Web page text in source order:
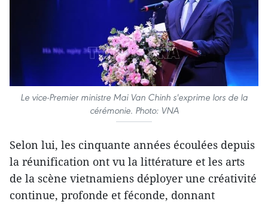
Le vice-Premier ministre Mai Van Chinh s'exprime lors de la
cérémonie. Photo: VNA
Selon lui, les cinquante années écoulées depuis
la réunification ont vu la littérature et les arts
de la scène vietnamiens déployer une créativité
continue, profonde et féconde, donnant